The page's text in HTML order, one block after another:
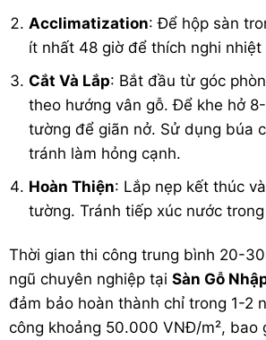
Acclimatization: Để hộp sàn
ít nhất 48 giờ để thích nghi nhiệt
Cắt Và Lắp: Bắt đầu từ góc
theo hướng vân gỗ. Để khe hở
tường để giãn nở. Sử dụng búa
tránh làm hỏng cạnh.
Hoàn Thiện: Lắp nẹp kết thúc
tường. Tránh tiếp xúc nước
Thời gian thi công trung bình 20-
ngũ chuyên nghiệp tại Sàn Gỗ
đảm bảo hoàn thành chỉ trong 1-2
công khoảng 50.000 VNĐ/m², bao